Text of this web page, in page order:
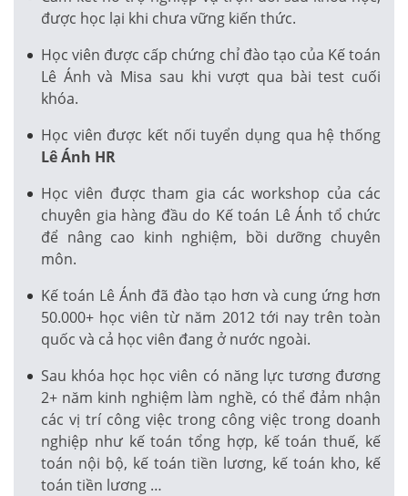
được học lại khi chưa vững kiến thức.
Học viên được cấp chứng chỉ đào tạo của Kế toán
Lê Ánh và Misa sau khi vượt qua bài test cuối
khóa.
Học viên được kết nối tuyển dụng qua hệ thống
Lê Ánh HR
Học viên được tham gia các workshop của các
chuyên gia hàng đầu do Kế toán Lê Ánh tổ chức
để nâng cao kinh nghiệm, bồi dưỡng chuyên
môn.
Kế toán Lê Ánh đã đào tạo hơn và cung ứng hơn
50.000+ học viên từ năm 2012 tới nay trên toàn
quốc và cả học viên đang ở nước ngoài.
Sau khóa học học viên có năng lực tương đương
2+ năm kinh nghiệm làm nghề, có thể đảm nhận
các vị trí công việc trong công việc trong doanh
nghiệp như kế toán tổng hợp, kế toán thuế, kế
toán nội bộ, kế toán tiền lương, kế toán kho, kế
toán tiền lương …